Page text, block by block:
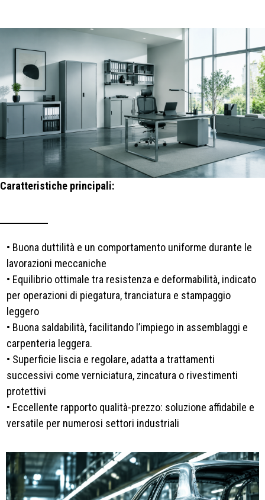
Caratteristiche principali:
• Buona duttilità e un comportamento uniforme durante le
lavorazioni meccaniche
• Equilibrio ottimale tra resistenza e deformabilità, indicato
per operazioni di piegatura, tranciatura e stampaggio
leggero
• Buona saldabilità, facilitando l’impiego in assemblaggi e
carpenteria leggera.
• Superficie liscia e regolare, adatta a trattamenti
successivi come verniciatura, zincatura o rivestimenti
protettivi
• Eccellente rapporto qualità-prezzo: soluzione affidabile e
versatile per numerosi settori industriali